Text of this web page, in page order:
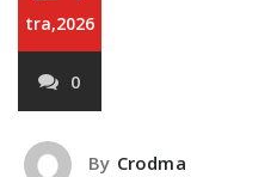
tra,2026
0
By Crodma